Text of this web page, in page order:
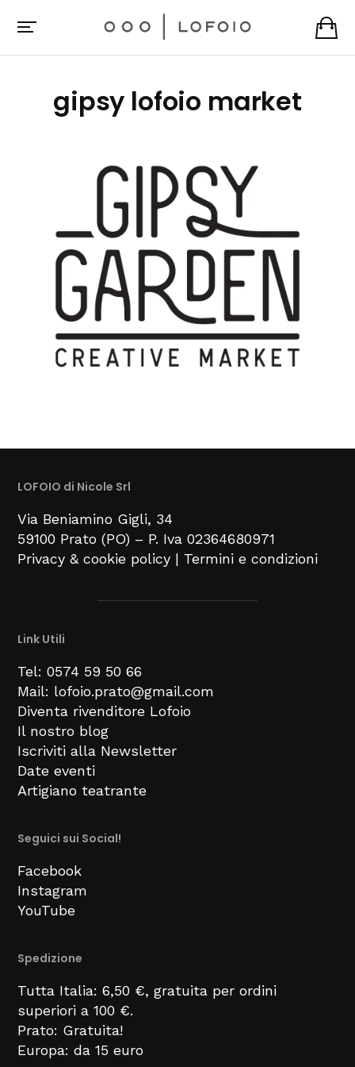
gipsy lofoio market
LOFOIO di Nicole Srl
Via Beniamino Gigli, 34
59100 Prato (PO) – P. Iva 02364680971
Privacy & cookie policy | Termini e condizioni
Link Utili
Tel: 0574 59 50 66
Mail: lofoio.prato@gmail.com
Diventa rivenditore Lofoio
Il nostro blog
Iscriviti alla Newsletter
Date eventi
Artigiano teatrante
Seguici sui Social!
Facebook
Instagram
YouTube
Spedizione
Tutta Italia: 6,50 €, gratuita per ordini
superiori a 100 €.
Prato: Gratuita!
Europa: da 15 euro